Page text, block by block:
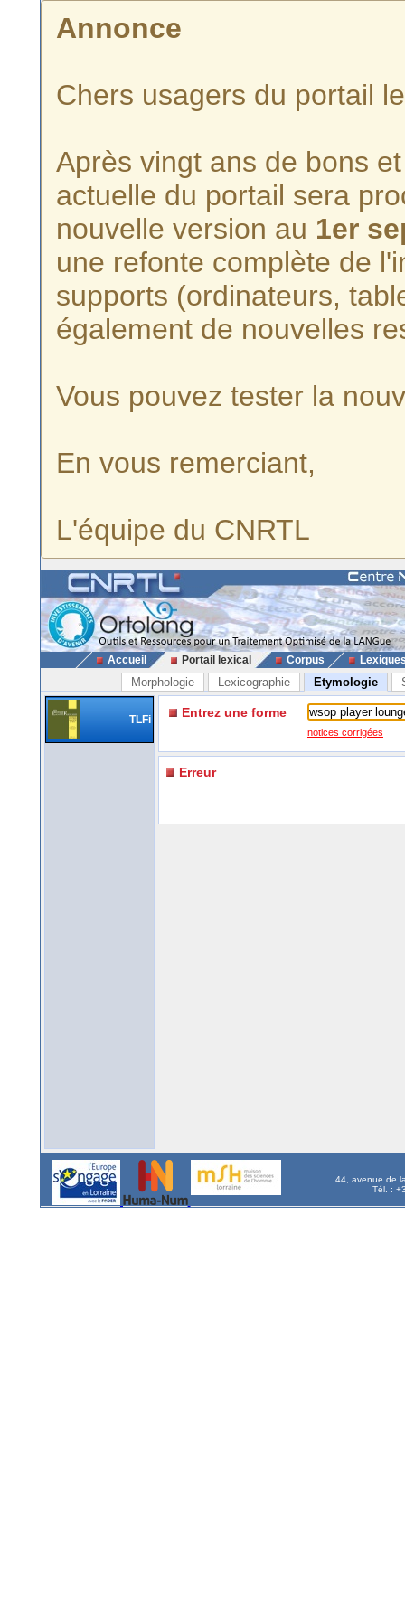
Annonce
Chers usagers du portail
Après vingt ans de bons
actuelle du portail sera
nouvelle version au 1er
une refonte complète de
supports (ordinateurs,
également de nouvelles
Vous pouvez tester la
En vous remerciant,
L'équipe du CNRTL
Accueil Portail lexical Corpus
Morphologie Lexicographie Etymologie
TLFi Entrez une forme
notices corrigées
Erreur
44, avenue de
Tél. :